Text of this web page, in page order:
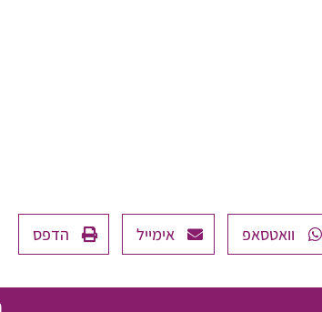
וואטסאפ אימייל הדפס